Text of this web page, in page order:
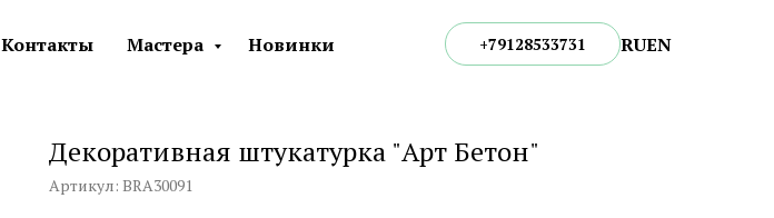
Контакты Мастера Новинки +79128533731 RUEN
Декоративная штукатурка "Арт Бетон"
Артикул: BRA30091